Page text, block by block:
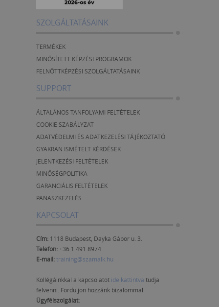
SZOLGÁLTATÁSAINK
TERMÉKEK
MINŐSÍTETT KÉPZÉSI PROGRAMOK
FELNŐTTKÉPZÉSI SZOLGÁLTATÁSAINK
SUPPORT
ÁLTALÁNOS TANFOLYAMI FELTÉTELEK
COOKIE SZABÁLYZAT
ADATVÉDELMI ÉS ADATKEZELÉSI TÁJÉKOZTATÓ
GYAKRAN ISMÉTELT KÉRDÉSEK
JELENTKEZÉSI FELTÉTELEK
MINŐSÉGPOLITIKA
GARANCIÁLIS FELTÉTELEK
PANASZKEZELÉS
KAPCSOLAT
Cím: 1118 Budapest, Dayka Gábor u. 3.
Telefon:+36 1 491 8974
E-mail:training@szamalk.hu
Kollégáinkkal a kapcsolatot ide kattintva tudja
felvenni. Forduljon hozzánk bizalommal.
Ügyfélszolgálat: